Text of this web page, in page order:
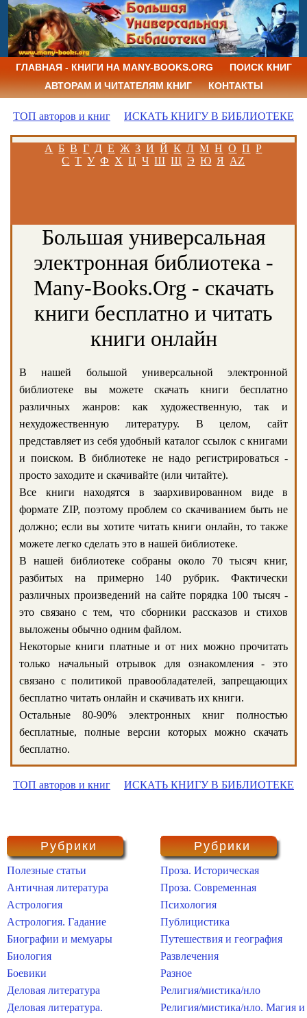
ГЛАВНАЯ - КНИГИ НА MANY-BOOKS.ORG
ПОИСК КНИГ
АВТОРАМ И ЧИТАТЕЛЯМ КНИГ
КОНТАКТЫ
ТОП авторов и книг ИСКАТЬ КНИГУ В БИБЛИОТЕКЕ
А Б В Г Д Е Ж З И Й К Л М Н О П Р
С Т У Ф Х Ц Ч Ш Щ Э Ю Я AZ
Большая универсальная
электронная библиотека -
Many-Books.Org - скачать
книги бесплатно и читать
книги онлайн
В нашей большой универсальной электронной
библиотеке вы можете скачать книги бесплатно
различных жанров: как художественную, так и
нехудожественную литературу. В целом, сайт
представляет из себя удобный каталог ссылок с книгами
и поиском. В библиотеке не надо регистрироваться -
просто заходите и скачивайте (или читайте).
Все книги находятся в заархивированном виде в
формате ZIP, поэтому проблем со скачиванием быть не
должно; если вы хотите читать книги онлайн, то также
можете легко сделать это в нашей библиотеке.
В нашей библиотеке собраны около 70 тысяч книг,
разбитых на примерно 140 рубрик. Фактически
различных произведений на сайте порядка 100 тысяч -
это связано с тем, что сборники рассказов и стихов
выложены обычно одним файлом.
Некоторые книги платные и от них можно прочитать
только начальный отрывок для ознакомления - это
связано с политикой правообладателей, запрещающих
бесплатно читать онлайн и скачивать их книги.
Остальные 80-90% электронных книг полностью
бесплатные, полные версии которых можно скачать
бесплатно.
ТОП авторов и книг ИСКАТЬ КНИГУ В БИБЛИОТЕКЕ
Рубрики
Полезные статьи
Античная литература
Астрология
Астрология. Гадание
Биографии и мемуары
Биология
Боевики
Деловая литература
Деловая литература.
Рубрики
Проза. Историческая
Проза. Современная
Психология
Публицистика
Путешествия и география
Развлечения
Разное
Религия/мистика/нло
Религия/мистика/нло. Магия и